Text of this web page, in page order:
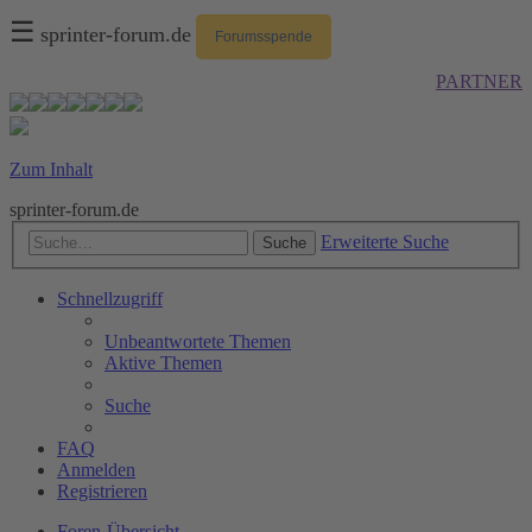
☰ sprinter-forum.de Forumsspende
PARTNER
Zum Inhalt
sprinter-forum.de
Suche Erweiterte Suche
Schnellzugriff
Unbeantwortete Themen
Aktive Themen
Suche
FAQ
Anmelden
Registrieren